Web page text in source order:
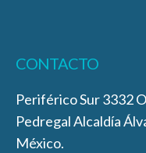
CONTACTO
Periférico Sur 3332
Pedregal Alcaldía
México.